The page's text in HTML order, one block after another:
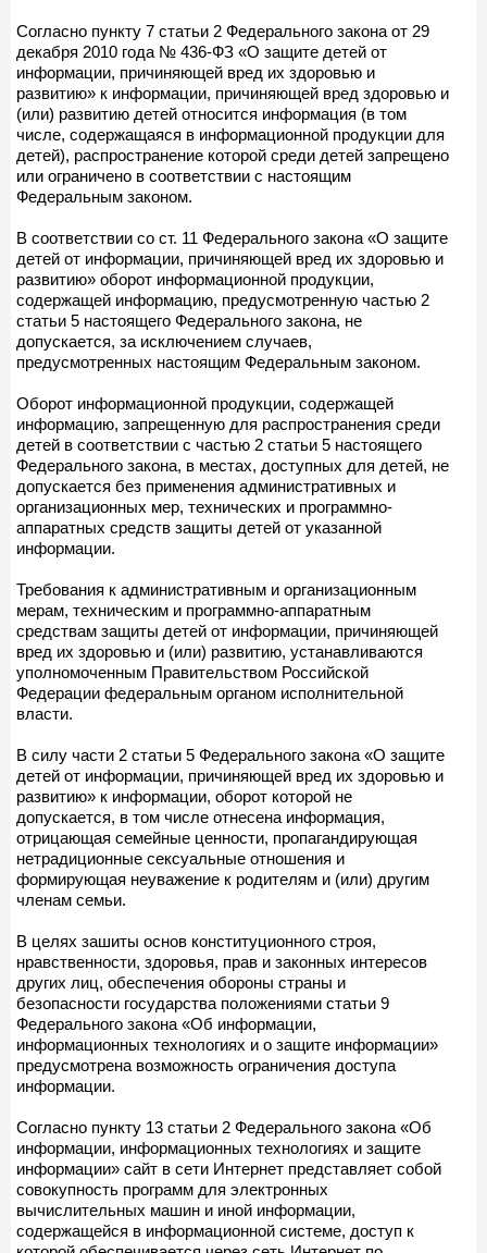
Согласно пункту 7 статьи 2 Федерального закона от 29
декабря 2010 года № 436-ФЗ «О защите детей от
информации, причиняющей вред их здоровью и
развитию» к информации, причиняющей вред здоровью и
(или) развитию детей относится информация (в том
числе, содержащаяся в информационной продукции для
детей), распространение которой среди детей запрещено
или ограничено в соответствии с настоящим
Федеральным законом.
В соответствии со ст. 11 Федерального закона «О защите
детей от информации, причиняющей вред их здоровью и
развитию» оборот информационной продукции,
содержащей информацию, предусмотренную частью 2
статьи 5 настоящего Федерального закона, не
допускается, за исключением случаев,
предусмотренных настоящим Федеральным законом.
Оборот информационной продукции, содержащей
информацию, запрещенную для распространения среди
детей в соответствии с частью 2 статьи 5 настоящего
Федерального закона, в местах, доступных для детей, не
допускается без применения административных и
организационных мер, технических и программно-
аппаратных средств защиты детей от указанной
информации.
Требования к административным и организационным
мерам, техническим и программно-аппаратным
средствам защиты детей от информации, причиняющей
вред их здоровью и (или) развитию, устанавливаются
уполномоченным Правительством Российской
Федерации федеральным органом исполнительной
власти.
В силу части 2 статьи 5 Федерального закона «О защите
детей от информации, причиняющей вред их здоровью и
развитию» к информации, оборот которой не
допускается, в том числе отнесена информация,
отрицающая семейные ценности, пропагандирующая
нетрадиционные сексуальные отношения и
формирующая неуважение к родителям и (или) другим
членам семьи.
В целях зашиты основ конституционного строя,
нравственности, здоровья, прав и законных интересов
других лиц, обеспечения обороны страны и
безопасности государства положениями статьи 9
Федерального закона «Об информации,
информационных технологиях и о защите информации»
предусмотрена возможность ограничения доступа
информации.
Согласно пункту 13 статьи 2 Федерального закона «Об
информации, информационных технологиях и защите
информации» сайт в сети Интернет представляет собой
совокупность программ для электронных
вычислительных машин и иной информации,
содержащейся в информационной системе, доступ к